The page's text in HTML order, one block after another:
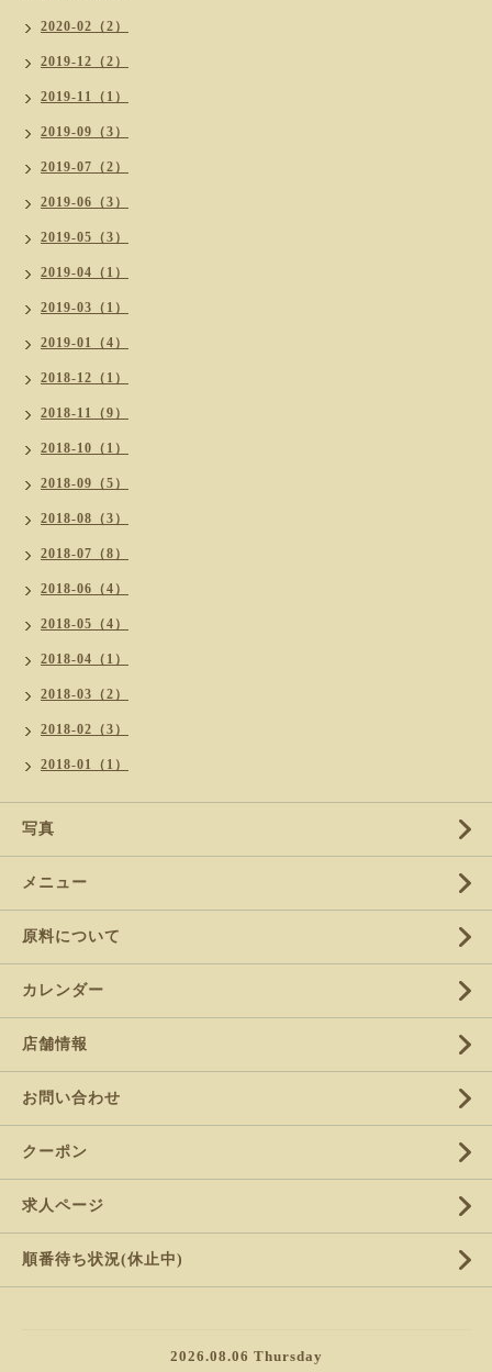
2020-02（2）
2019-12（2）
2019-11（1）
2019-09（3）
2019-07（2）
2019-06（3）
2019-05（3）
2019-04（1）
2019-03（1）
2019-01（4）
2018-12（1）
2018-11（9）
2018-10（1）
2018-09（5）
2018-08（3）
2018-07（8）
2018-06（4）
2018-05（4）
2018-04（1）
2018-03（2）
2018-02（3）
2018-01（1）
写真
メニュー
原料について
カレンダー
店舗情報
お問い合わせ
クーポン
求人ページ
順番待ち状況(休止中)
2026.08.06 Thursday